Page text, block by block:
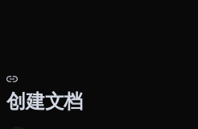
创建文档